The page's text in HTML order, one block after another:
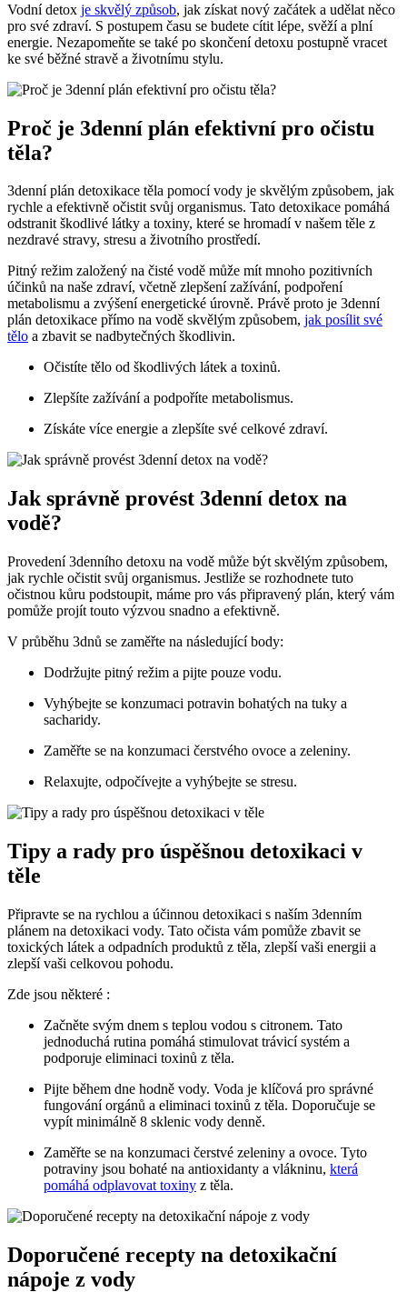
Vodní ​detox je skvělý způsob, jak‌ získat nový‍ začátek ⁣a udělat ⁤něco
pro ⁤své zdraví. S⁢ postupem času se budete ⁤cítit ‍lépe,⁢ svěží a plní
energie. Nezapomeňte se také po skončení detoxu postupně vracet
ke ⁣své ​běžné stravě a životnímu stylu.
Proč ​je 3denní plán efektivní pro očistu
těla?
3denní plán detoxikace těla pomocí vody ⁣je ‍skvělým⁣ způsobem, jak​
rychle a ​efektivně očistit svůj organismus. Tato detoxikace pomáhá
odstranit škodlivé látky a toxiny,⁤ které se hromadí v našem těle z
nezdravé stravy, ‍stresu ⁤a životního prostředí.
Pitný‍ režim ​založený na čisté vodě ⁢může mít mnoho pozitivních
‌účinků na naše zdraví, včetně zlepšení zažívání, podpoření
metabolismu a zvýšení energetické úrovně. ⁣Právě proto je 3denní⁢
plán detoxikace⁣ přímo na vodě skvělým ⁤způsobem, jak posílit své
tělo a zbavit se nadbytečných škodlivin.
Očistíte ​tělo od škodlivých látek a toxinů.
Zlepšíte‌ zažívání a‌ podpoříte metabolismus.
Získáte více energie a zlepšíte své⁣ celkové zdraví.
Jak ‍správně provést 3denní detox na
vodě?
Provedení 3denního⁤ detoxu na vodě může být skvělým způsobem,
jak rychle očistit svůj​ organismus. Jestliže ​se ⁤rozhodnete tuto
očistnou ⁢kůru ⁢podstoupit, máme ⁢pro‌ vás připravený plán, který ⁣vám
pomůže projít touto výzvou snadno a efektivně.
V průběhu ⁢3dnů se zaměřte⁣ na následující body:
Dodržujte pitný režim ⁢a pijte pouze vodu.
Vyhýbejte se konzumaci potravin ‌bohatých na tuky ​a
‍sacharidy.
Zaměřte ⁣se na konzumaci čerstvého ovoce a zeleniny.
Relaxujte, ‌odpočívejte a ‌vyhýbejte‌ se stresu.
Tipy ​a rady ‍pro ⁣úspěšnou detoxikaci v
těle
Připravte ‍se na rychlou ⁤a účinnou detoxikaci s ​naším⁤ 3denním ​
plánem na detoxikaci vody. Tato očista vám ‍pomůže zbavit se
toxických látek ​a odpadních produktů z těla, ‌zlepší vaši energii a
zlepší vaši celkovou pohodu.
Zde jsou některé :
Začněte svým⁣ dnem s​ teplou vodou⁣ s citronem. Tato
jednoduchá rutina pomáhá stimulovat trávicí⁢ systém⁢ a
podporuje eliminaci toxinů z těla.
Pijte⁢ během​ dne hodně vody. Voda je klíčová pro správné
⁣fungování ⁤orgánů a eliminaci toxinů z těla. Doporučuje se
vypít minimálně 8 sklenic vody denně.
Zaměřte se na konzumaci ⁤čerstvé zeleniny a ovoce. Tyto
potraviny ⁣jsou bohaté na antioxidanty a ‌vlákninu, která
pomáhá odplavovat toxiny z těla.
Doporučené recepty na detoxikační
nápoje z vody